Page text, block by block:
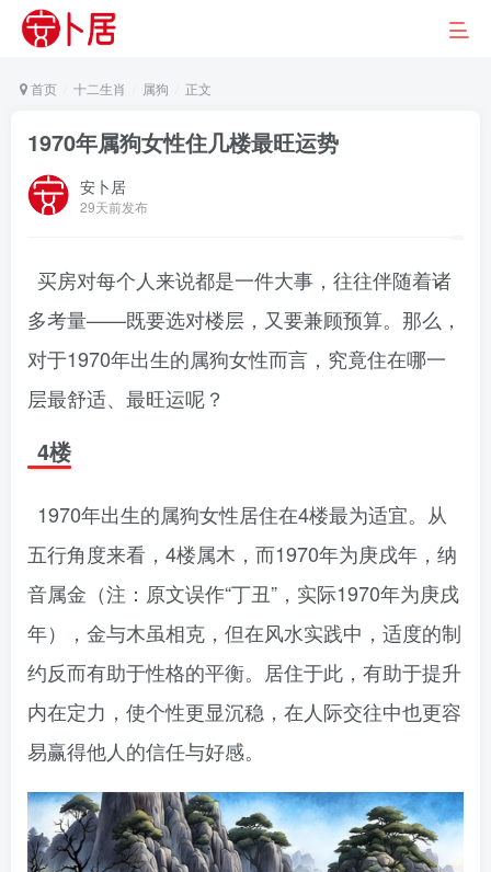
首页 十二生肖 属狗 正文
1970年属狗女性住几楼最旺运势
安卜居
29天前发布
买房对每个人来说都是一件大事，往往伴随着诸
多考量——既要选对楼层，又要兼顾预算。那么，
对于1970年出生的属狗女性而言，究竟住在哪一
层最舒适、最旺运呢？
4楼
1970年出生的属狗女性居住在4楼最为适宜。从
五行角度来看，4楼属木，而1970年为庚戌年，纳
音属金（注：原文误作“丁丑”，实际1970年为庚戌
年），金与木虽相克，但在风水实践中，适度的制
约反而有助于性格的平衡。居住于此，有助于提升
内在定力，使个性更显沉稳，在人际交往中也更容
易赢得他人的信任与好感。